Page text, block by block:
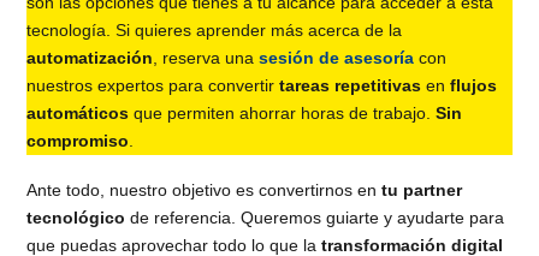
tecnología. Si quieres aprender más acerca de la
automatización , reserva unasesión de asesoría con
nuestros expertos para convertirtareas repetitivas enflujos
automáticos que permiten ahorrar horas de trabajo.Sin
compromiso
Ante todo, nuestro objetivo es convertirnos en tu partner
tecnológicode referencia. Queremos guiarte y ayudarte para
que puedas aprovechar todo lo que la transformación digital